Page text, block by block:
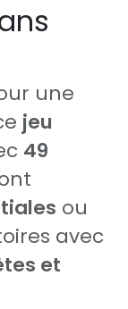
une
jeu
49
ou
avec
et